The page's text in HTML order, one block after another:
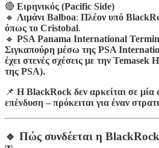
🔴 Ειρηνικός (Pacific Side)
🔸 Λιμάνι Balboa: Πλέον υπό
όπως το Cristobal.
🔸 PSA Panama International
Σιγκαπούρη μέσω της PSA
έχει στενές σχέσεις με την Temasek
της PSA).
📌 Η BlackRock δεν αρκείται σε μία
επένδυση – πρόκειται για έναν
🔹 Πώς συνδέεται η